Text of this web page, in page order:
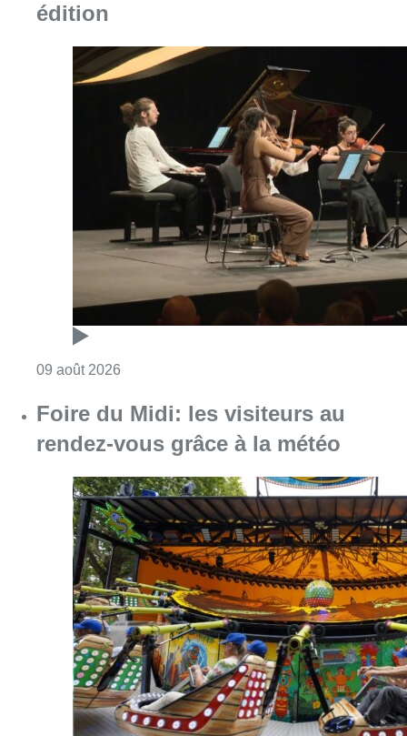
édition
09 août 2026
Foire du Midi: les visiteurs au
rendez-vous grâce à la météo